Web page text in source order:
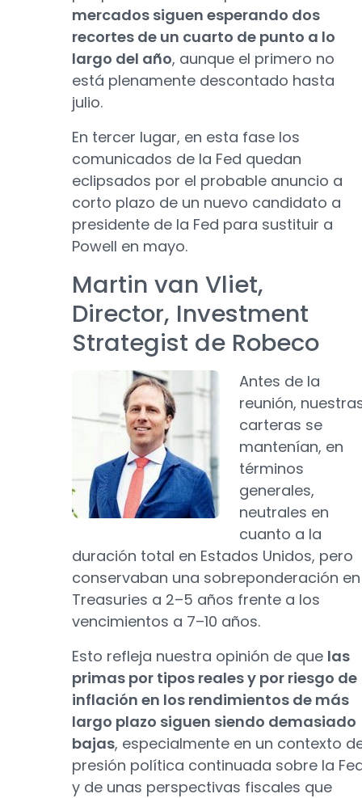
mercados siguen esperando dos
recortes de un cuarto de punto a lo
largo del año, aunque el primero no
está plenamente descontado hasta
julio.
En tercer lugar, en esta fase los
comunicados de la Fed quedan
eclipsados por el probable anuncio a
corto plazo de un nuevo candidato a
presidente de la Fed para sustituir a
Powell en mayo.
Martin van Vliet,
Director, Investment
Strategist de Robeco
Antes de la
reunión,
carteras se
mantenían, en
términos
generales,
neutrales en
cuanto a la
duración total en Estados Unidos, pero
conservaban una sobreponderación en
Treasuries a 2–5 años frente a los
vencimientos a 7–10 años.
Esto refleja nuestra opinión de que las
primas por tipos reales y por riesgo de
inflación en los rendimientos de más
largo plazo siguen siendo demasiado
bajas, especialmente en un contexto
presión política continuada sobre la
y de unas perspectivas fiscales que